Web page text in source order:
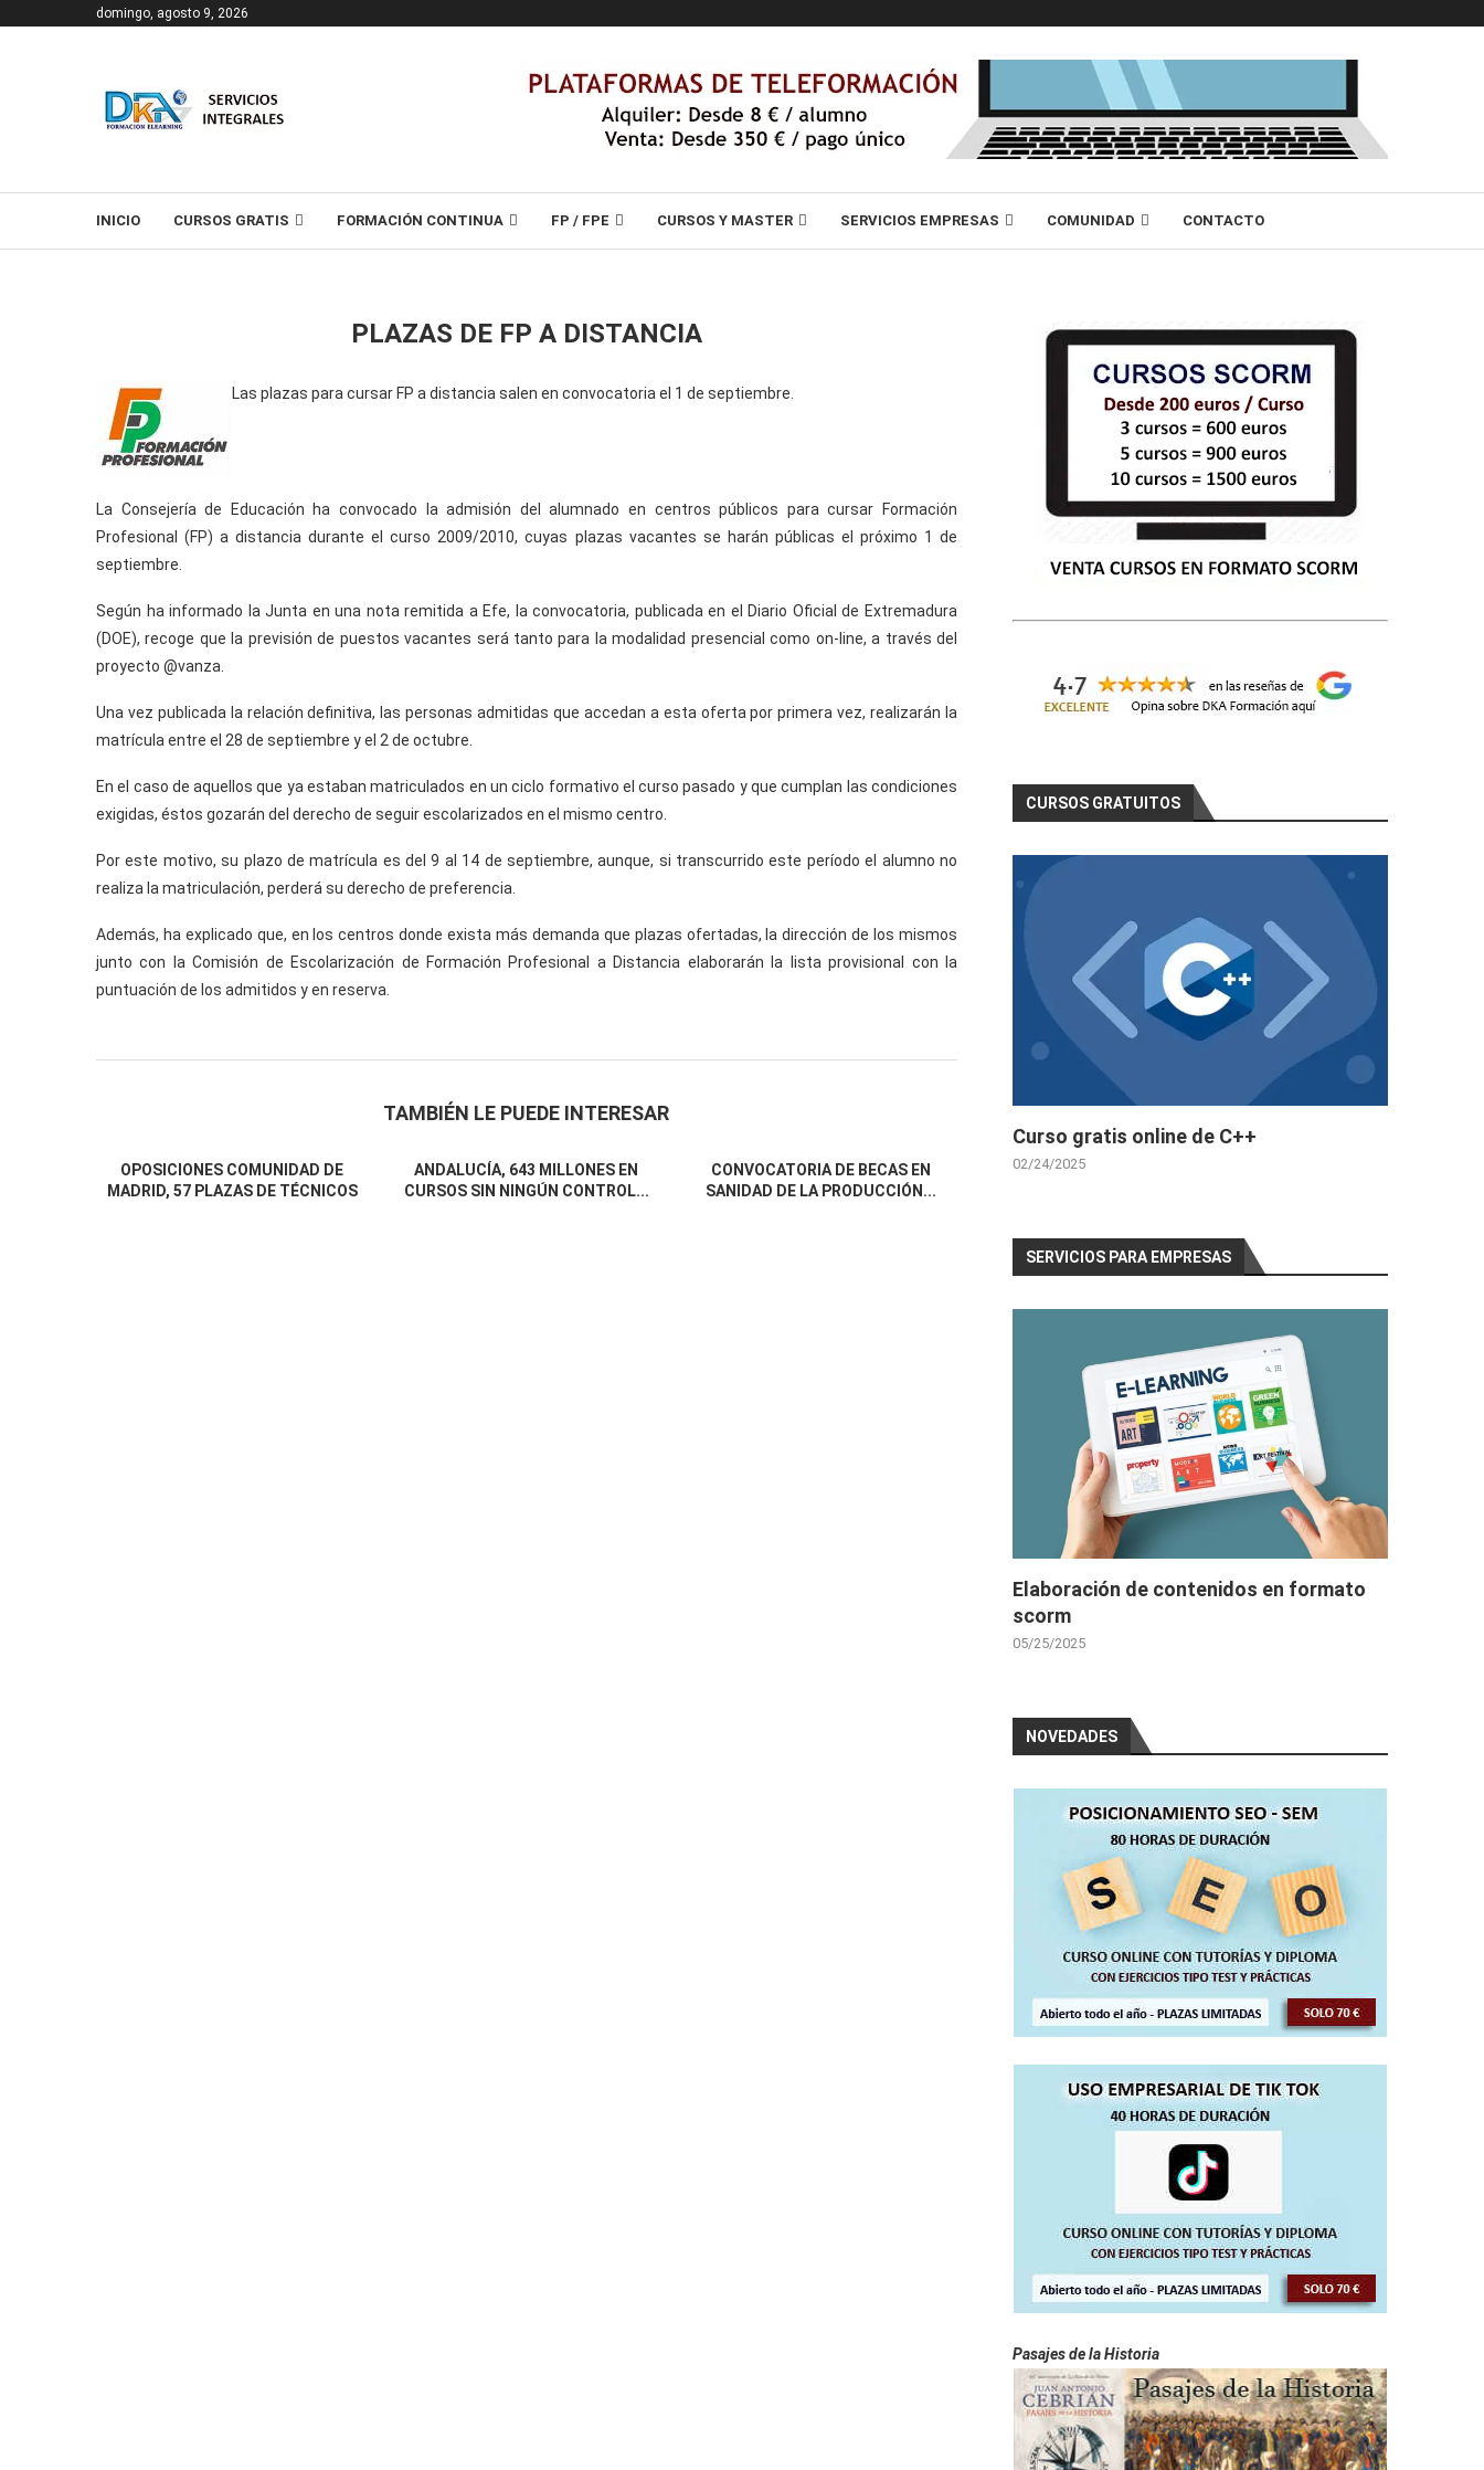
domingo, agosto 9, 2026
INICIO CURSOS GRATIS FORMACIÓN CONTINUA FP / FPE CURSOS Y MASTER SERVICIOS EMPRESAS COMUNIDAD CONTACTO
PLAZAS DE FP A DISTANCIA
Las plazas para cursar FP a distancia salen en convocatoria el 1 de septiembre.
La Consejería de Educación ha convocado la admisión del alumnado en centros públicos para cursar Formación
Profesional (FP) a distancia durante el curso 2009/2010, cuyas plazas vacantes se harán públicas el próximo 1 de
septiembre.
Según ha informado la Junta en una nota remitida a Efe, la convocatoria, publicada en el Diario Oficial de Extremadura
(DOE), recoge que la previsión de puestos vacantes será tanto para la modalidad presencial como on-line, a través del
proyecto @vanza.
Una vez publicada la relación definitiva, las personas admitidas que accedan a esta oferta por primera vez, realizarán la
matrícula entre el 28 de septiembre y el 2 de octubre.
En el caso de aquellos que ya estaban matriculados en un ciclo formativo el curso pasado y que cumplan las condiciones
exigidas, éstos gozarán del derecho de seguir escolarizados en el mismo centro.
Por este motivo, su plazo de matrícula es del 9 al 14 de septiembre, aunque, si transcurrido este período el alumno no
realiza la matriculación, perderá su derecho de preferencia.
Además, ha explicado que, en los centros donde exista más demanda que plazas ofertadas, la dirección de los mismos
junto con la Comisión de Escolarización de Formación Profesional a Distancia elaborarán la lista provisional con la
puntuación de los admitidos y en reserva.
TAMBIÉN LE PUEDE INTERESAR
OPOSICIONES COMUNIDAD DE
MADRID, 57 PLAZAS DE TÉCNICOS
ANDALUCÍA, 643 MILLONES EN
CURSOS SIN NINGÚN CONTROL...
CONVOCATORIA DE BECAS EN
SANIDAD DE LA PRODUCCIÓN...
CURSOS GRATUITOS
Curso gratis online de C++
02/24/2025
SERVICIOS PARA EMPRESAS
Elaboración de contenidos en formato
scorm
05/25/2025
NOVEDADES
Pasajes de la Historia